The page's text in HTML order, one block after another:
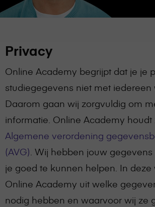
Privacy
Online Academy begrijpt dat je je
studiegegevens niet met iedereen
Daarom gaan wij zorgvuldig om
informatie. Online Academy houdt
Algemene verordening
(AVG). Wij hebben jouw
je goed te kunnen helpen. In
Online Academy uit welke
nodig hebben en waarvoor wij ze